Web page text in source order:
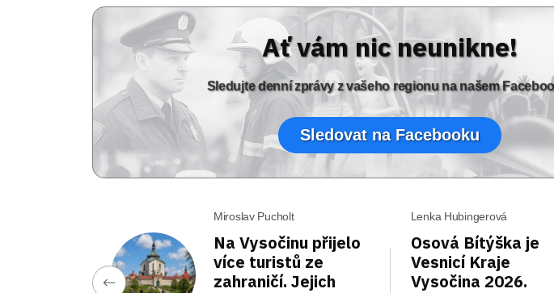
Ať vám nic neunikne!
Sledujte denní zprávy z vašeho regionu na našem
Sledovat na Facebooku
Miroslav Pucholt
Na Vysočinu přijelo
více turistů ze
zahraničí. Jejich
Lenka Hubingerová
Osová Bítýška je
Vesnicí Kraje
Vysočina 2026.